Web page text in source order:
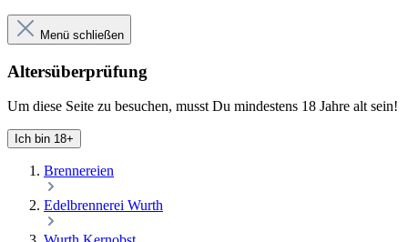
Menü schließen
Altersüberprüfung
Um diese Seite zu besuchen, musst Du mindestens 18 Jahre alt sein!
Ich bin 18+
Brennereien
Edelbrennerei Wurth